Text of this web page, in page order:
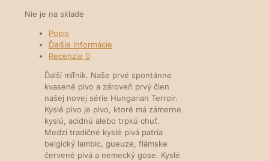
Nie je na sklade
Popis
Ďalšie informácie
Recenzie 0
Ďalší míľnik. Naše prvé spontánne
kvasené pivo a zároveň prvý člen
našej novej série Hungarian Terroir.
Kyslé pivo je pivo, ktoré má zámerne
kyslú, acidnú alebo trpkú chuť.
Medzi tradičné kyslé pivá patria
belgický lambic, gueuze, flámske
červené pivá a nemecký gose. Kyslé